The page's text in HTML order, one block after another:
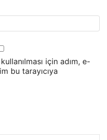
için adım, e-
bu tarayıcıya